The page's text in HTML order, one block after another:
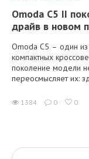
Omoda C5 II
драйв в новом
Omoda C5 – один из
компактных
поколение модели
переосмысляет их:
1384 0 0